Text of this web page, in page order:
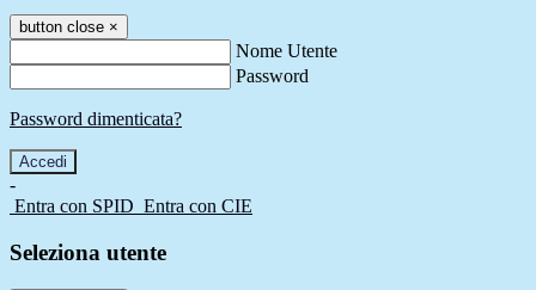
button close ×
Nome Utente
Password
Password dimenticata?
-
Entra con SPID Entra con CIE
Seleziona utente